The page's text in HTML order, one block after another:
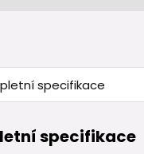
specifikace
specifikace